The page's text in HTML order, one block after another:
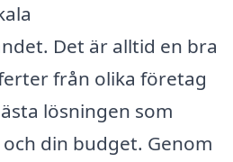
Det är alltid en bra
från olika företag
lösningen som
din budget. Genom